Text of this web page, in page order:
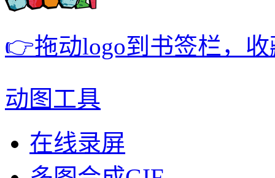
👉拖动logo到书签栏，
动图工具
在线录屏